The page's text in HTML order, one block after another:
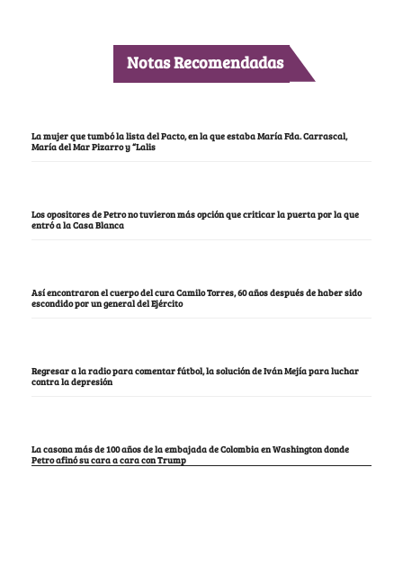
Notas Recomendadas
La mujer que tumbó la lista del Pacto, en la que estaba María Fda. Carrascal,
María del Mar Pizarro y “Lalis
Los opositores de Petro no tuvieron más opción que criticar la puerta por la que
entró a la Casa Blanca
Así encontraron el cuerpo del cura Camilo Torres, 60 años después de haber sido
escondido por un general del Ejército
Regresar a la radio para comentar fútbol, la solución de Iván Mejía para luchar
contra la depresión
La casona más de 100 años de la embajada de Colombia en Washington donde
Petro afinó su cara a cara con Trump